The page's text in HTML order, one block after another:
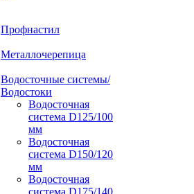
Профнастил
Металлочерепица
Водосточные системы/
Водостоки
Водосточная
система D125/100
мм
Водосточная
система D150/120
мм
Водосточная
система D175/140